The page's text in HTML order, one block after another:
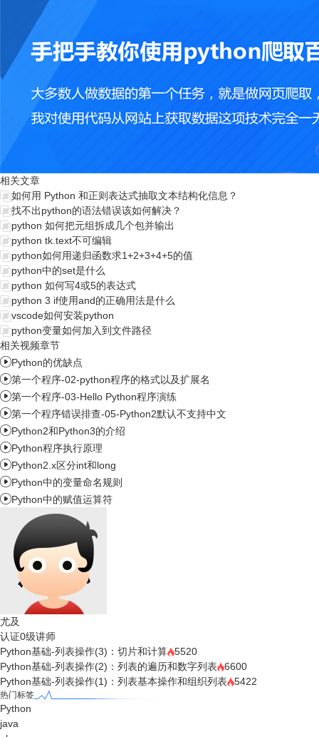
相关文章
如何用 Python 和正则表达式抽取文本结构化信息？
找不出python的语法错误该如何解决？
python 如何把元组拆成几个包并输出
python tk.text不可编辑
python如何用递归函数求1+2+3+4+5的值
python中的set是什么
python 如何写4或5的表达式
python 3 if使用and的正确用法是什么
vscode如何安装python
python变量如何加入到文件路径
相关视频章节
Python的优缺点
第一个程序-02-python程序的格式以及扩展名
第一个程序-03-Hello Python程序演练
第一个程序错误排查-05-Python2默认不支持中文
Python2和Python3的介绍
Python程序执行原理
Python2.x区分int和long
Python中的变量命名规则
Python中的赋值运算符
尤及
认证0级讲师
Python基础-列表操作(3)：切片和计算
5520
Python基础-列表操作(2)：列表的遍历和数字列表
6600
Python基础-列表操作(1)：列表基本操作和组织列表
5422
热门标签
Python
java